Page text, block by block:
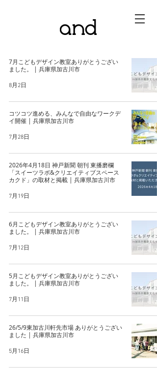
7月こどもデザイン教室ありがとうござい
ました。 | 兵庫県加古川市
8月2日
コツコツ進める、みんなで自由なワークデ
イ開催 | 兵庫県加古川市
7月28日
2026年4月18日 神戸新聞 朝刊 東播磨欄
「スイーツラボ&クリエイティブスペース
カクド」の取材と掲載 | 兵庫県加古川市
7月19日
6月こどもデザイン教室ありがとうござい
ました。 | 兵庫県加古川市
7月12日
5月こどもデザイン教室ありがとうござい
ました。 | 兵庫県加古川市
7月11日
26/5/9東加古川軒先市場 ありがとうござい
ました | 兵庫県加古川市
5月16日